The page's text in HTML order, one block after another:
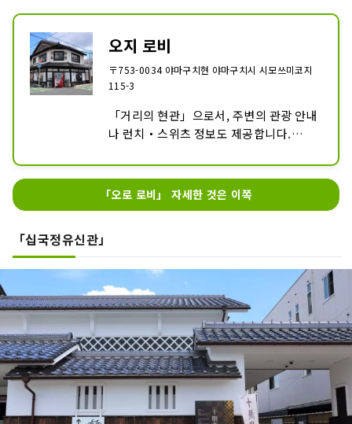
오지 로비
〒753-0034 야마구치현 야마구치시 시모쓰미코지
115-3
「거리의 현관」으로서, 주변의 관광 안내
나 런치・스위츠 정보도 제공합니다.
보 수집이나 휴식에 들러주세요.
「오로 로비」 자세한 것은 이쪽
「십국정유신관」